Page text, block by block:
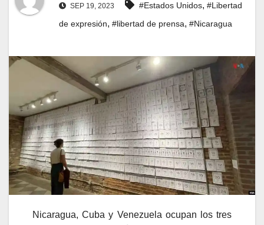
SEP 19, 2023 #Estados Unidos, #Libertad
de expresión, #libertad de prensa, #Nicaragua
Nicaragua, Cuba y Venezuela ocupan los tres